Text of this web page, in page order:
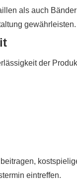
als auch
gewährleisten.
der
eintreffen.